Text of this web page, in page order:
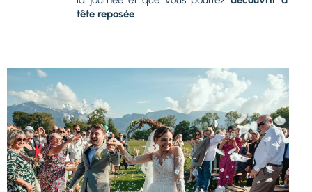
tête reposée.